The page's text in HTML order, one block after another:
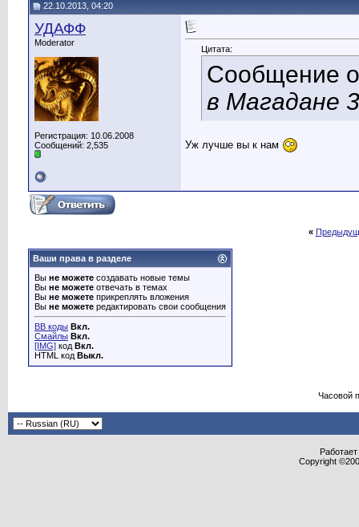
22.10.2013, 04:20
УДАФФ
Moderator
Регистрация: 10.06.2008
Сообщений: 2,535
Цитата:
Сообщение
в Магадане
Уж лучше вы к нам
«
Ваши права в разделе
Вы не можете создавать новые темы
Вы не можете отвечать в темах
Вы не можете прикреплять вложения
Вы не можете редактировать свои сообщения
BB коды Вкл.
Смайлы Вкл.
[IMG] код Вкл.
HTML код Выкл.
Часовой
Copyright